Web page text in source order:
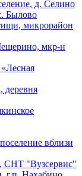
д. Селино
Былово
микрорайон
мкр-н
вблизи
СНТ "Вузсервис"